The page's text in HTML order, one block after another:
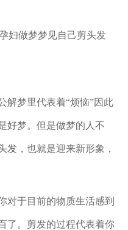
解梦里代表着“烦恼”因此
好梦。但是做梦的人不
发，也就是迎来新形象，
对于目前的物质生活感到
了。剪发的过程代表着你